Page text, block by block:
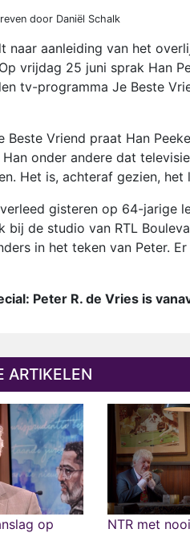
door Daniël Schalk
naar aanleiding van het
vrijdag 25 juni sprak Han
tv-programma Je Beste
Beste Vriend praat Han
onder andere dat
Het is, achteraf gezien,
gisteren op 64-jarige
bij de studio van RTL
in het teken van Peter.
Peter R. de Vries is
ARTIKELEN
op
NTR met